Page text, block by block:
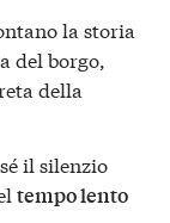
la storia
del borgo,
della
il silenzio
tempo lento